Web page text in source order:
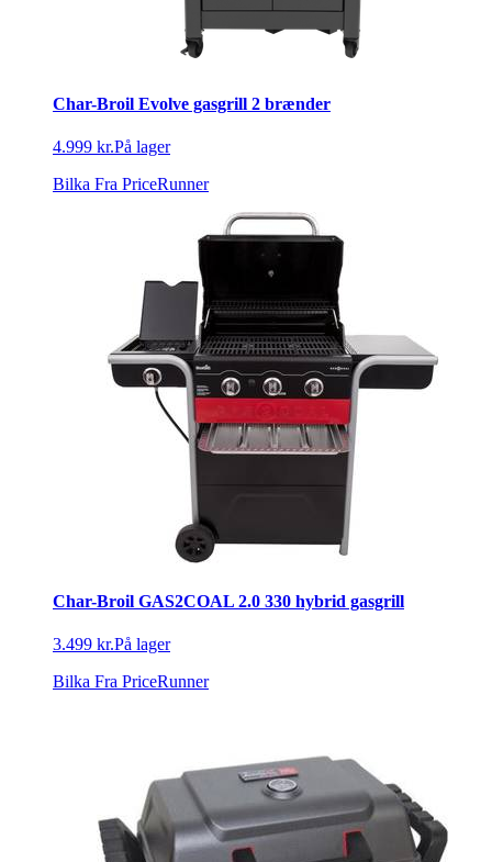
Char-Broil Evolve gasgrill 2 brænder
4.999 kr.På lager
Bilka Fra PriceRunner
Char-Broil GAS2COAL 2.0 330 hybrid gasgrill
3.499 kr.På lager
Bilka Fra PriceRunner